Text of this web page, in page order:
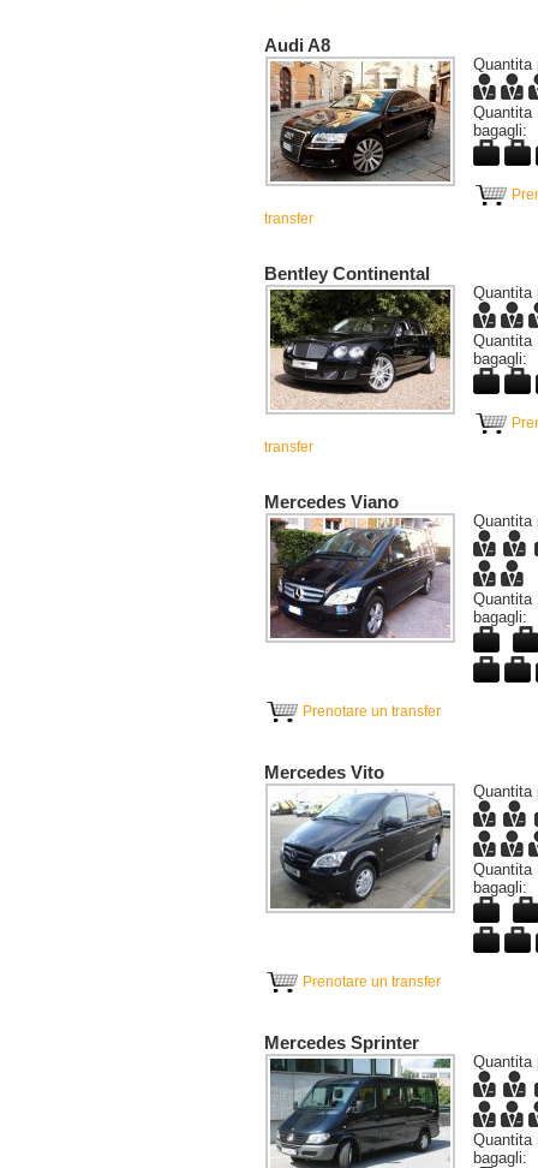
Audi A8
Quantita
bagagli:
transfer
Bentley Continental
Quantita
bagagli:
transfer
Mercedes Viano
Quantita
bagagli:
Prenotare un transfer
Mercedes Vito
Quantita
bagagli:
Prenotare un transfer
Mercedes Sprinter
Quantita
bagagli: